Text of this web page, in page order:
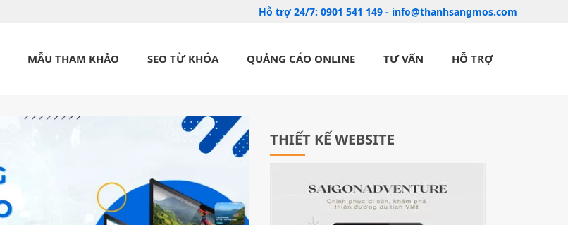
Hỗ trợ 24/7: 0901 541 149 - info@thanhsangmos.com
MẪU THAM KHẢO SEO TỪ KHÓA QUẢNG CÁO ONLINE TƯ VẤN HỖ TRỢ
THIẾT KẾ WEBSITE